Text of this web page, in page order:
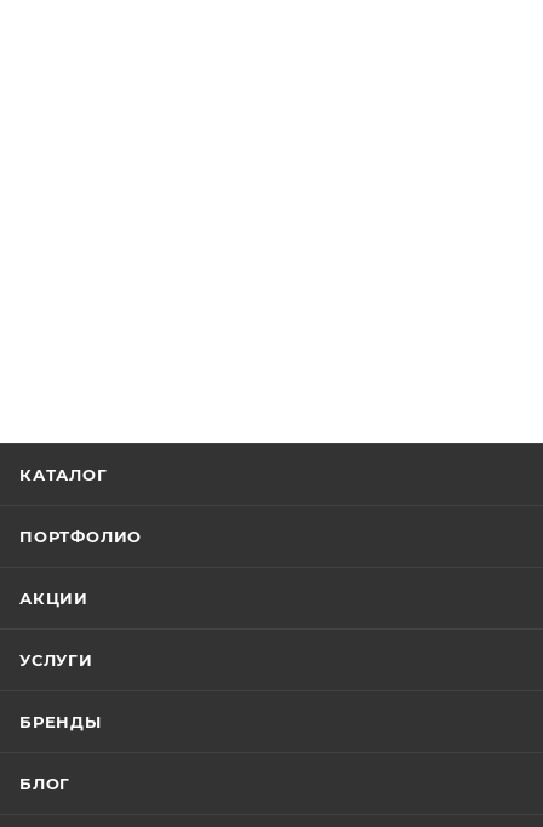
КАТАЛОГ
ПОРТФОЛИО
АКЦИИ
УСЛУГИ
БРЕНДЫ
БЛОГ